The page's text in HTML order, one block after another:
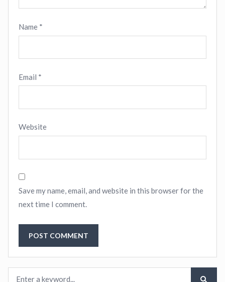
Name *
Email *
Website
Save my name, email, and website in this browser for the
next time I comment.